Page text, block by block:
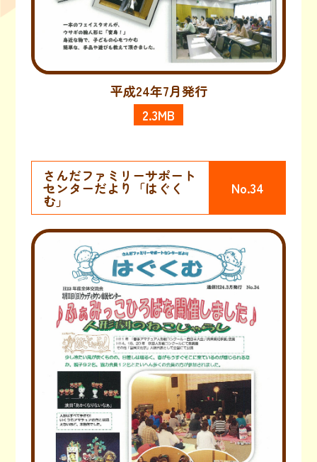
平成24年7月発行
2.3MB
さんだファミリーサポート
センターだより「はぐく
む」
No.34